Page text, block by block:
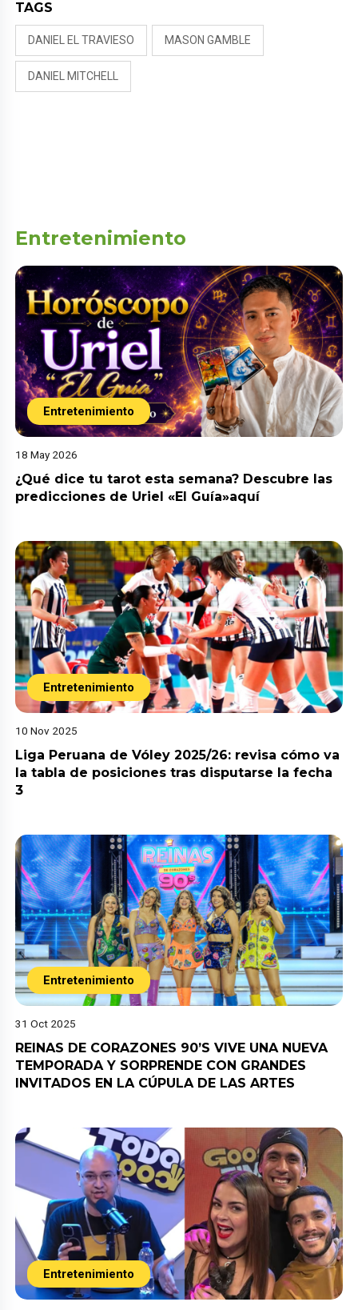
TAGS
DANIEL EL TRAVIESO MASON GAMBLE
DANIEL MITCHELL
Entretenimiento
Entretenimiento
18 May 2026
¿Qué dice tu tarot esta semana? Descubre las
predicciones de Uriel «El Guía»aquí
Entretenimiento
10 Nov 2025
Liga Peruana de Vóley 2025/26: revisa cómo va
la tabla de posiciones tras disputarse la fecha
3
Entretenimiento
31 Oct 2025
REINAS DE CORAZONES 90’S VIVE UNA NUEVA
TEMPORADA Y SORPRENDE CON GRANDES
INVITADOS EN LA CÚPULA DE LAS ARTES
Entretenimiento